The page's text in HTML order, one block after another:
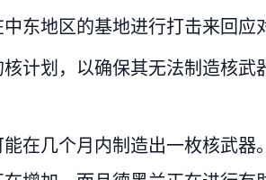
东地区的基地进行打击来回应
计划，以确保其无法制造核
在几个月内制造出一枚核武